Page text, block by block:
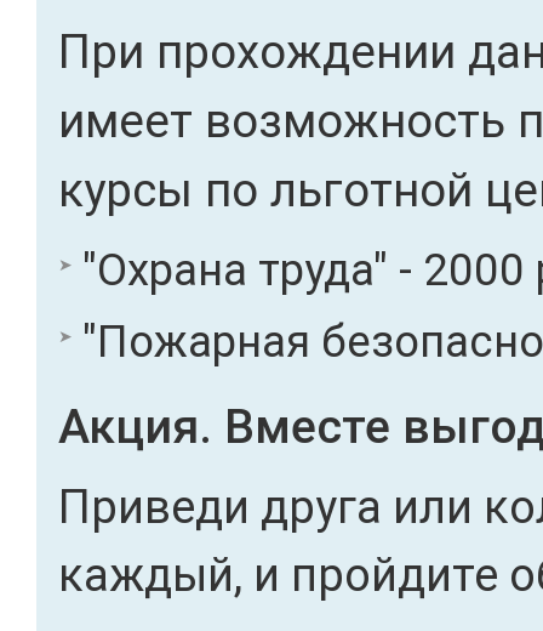
При прохождении
имеет возможность
курсы по льготной
"Охрана труда" - 2000
"Пожарная
Акция. Вместе
Приведи друга или
каждый, и пройдите